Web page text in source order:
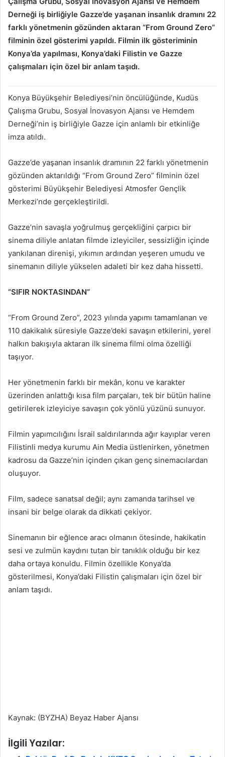
Derneği iş birliğiyle Gazze’de yaşanan insanlık dramını 22
farklı yönetmenin gözünden aktaran “From Ground Zero”
filminin özel gösterimi yapıldı. Filmin ilk gösteriminin
Konya’da yapılması, Konya’daki Filistin ve Gazze
çalışmaları için özel bir anlam taşıdı.
Konya Büyükşehir Belediyesi’nin öncülüğünde, Kudüs
Çalışma Grubu, Sosyal İnovasyon Ajansı ve Hemdem
Derneği’nin iş birliğiyle Gazze için anlamlı bir etkinliğe
imza atıldı.
Gazze’de yaşanan insanlık dramının 22 farklı yönetmenin
gözünden aktarıldığı “From Ground Zero” filminin özel
gösterimi Büyükşehir Belediyesi Atmosfer Gençlik
Merkezi’nde gerçekleştirildi.
Gazze’nin savaşla yoğrulmuş gerçekliğini çarpıcı bir
sinema diliyle anlatan filmde izleyiciler, sessizliğin içinde
yankılanan direnişi, yıkımın ardından yeşeren umudu ve
sinemanın diliyle yükselen adaleti bir kez daha hissetti.
“SIFIR NOKTASINDAN”
“From Ground Zero”, 2023 yılında yapımı tamamlanan ve
110 dakikalık süresiyle Gazze’deki savaşın etkilerini, yerel
halkın bakışıyla aktaran ilk sinema filmi olma özelliği
taşıyor.
Her yönetmenin farklı bir mekân, konu ve karakter
üzerinden anlattığı kısa film parçaları, tek bir bütün haline
getirilerek izleyiciye savaşın çok yönlü yüzünü sunuyor.
Filmin yapımcılığını İsrail saldırılarında ağır kayıplar veren
Filistinli medya kurumu Ain Media üstlenirken, yönetmen
kadrosu da Gazze’nin içinden çıkan genç sinemacılardan
oluşuyor.
Film, sadece sanatsal değil; aynı zamanda tarihsel ve
insani bir belge olarak da dikkati çekiyor.
Sinemanın bir eğlence aracı olmanın ötesinde, hakikatin
sesi ve zulmün kaydını tutan bir tanıklık olduğu bir kez
daha ortaya konuldu. Filmin özellikle Konya’da
gösterilmesi, Konya’daki Filistin çalışmaları için özel bir
anlam taşıdı.
Kaynak: (BYZHA) Beyaz Haber Ajansı
İlgili Yazılar: